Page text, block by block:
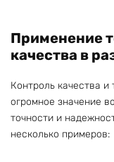
Применение
качества в
Контроль качества
огромное значение
точности и
несколько примеров: